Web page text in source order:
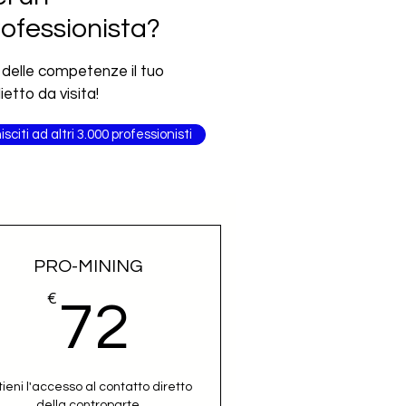
delle competenze il tuo
da visita!
ad altri 3.000 professionisti
PRO-MINING
€ 72
l'accesso al contatto diretto